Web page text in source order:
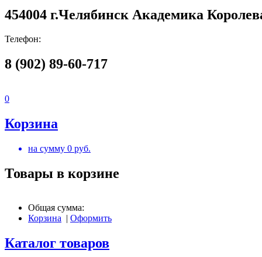
454004 г.Челябинск Академика
Телефон:
8 (902) 89-60-717
0
Корзина
на сумму 0 руб.
Товары в корзине
Общая сумма:
Корзина | Оформить
Каталог товаров